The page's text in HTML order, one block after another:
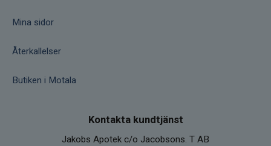
Mina sidor
Återkallelser
Butiken i Motala
Kontakta kundtjänst
Jakobs Apotek c/o Jacobsons. T AB